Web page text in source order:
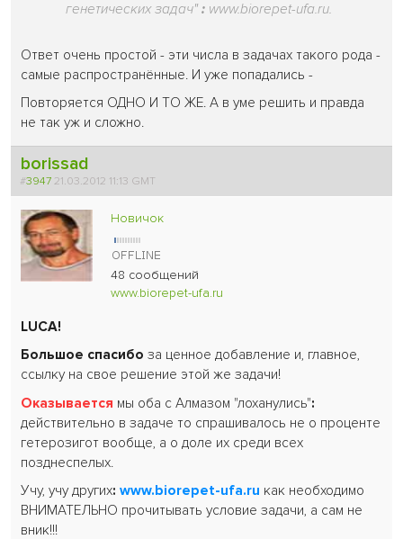
генетических задач" : www.biorepet-ufa.ru.
Ответ очень простой - эти числа в задачах такого рода -
самые распространённые. И уже попадались -
Повторяется ОДНО И ТО ЖЕ. А в уме решить и правда
не так уж и сложно.
borissad
#394721.03.2012 11:13 GMT
Новичок
48 сообщений
www.biorepet-ufa.ru
LUCA!
Большое спасибоза ценное добавление и, главное,
ссылку на свое решение этой же задачи!
Оказывается мы оба с Алмазом "лоханулись":
действительно в задаче то спрашивалось не о проценте
гетерозигот вообще, а о доле их среди всех
позднеспелых.
Учу, учу других:www.biorepet-ufa.ru как необходимо
ВНИМАТЕЛЬНО прочитывать условие задачи, а сам не
вник!!!